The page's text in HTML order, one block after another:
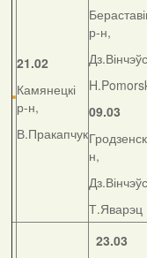
21.02
Камянецкі
р-н,
В.Пракапчук
р-н,
09.03
н,
Т.Яварэц
23.03